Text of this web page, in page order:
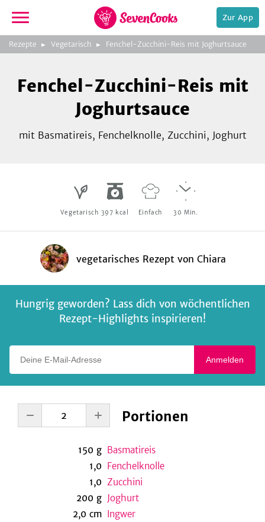
zur
Startseite
Zur App
Rezepte Vegetarisch Fenchel-Zucchini-Reis mit Joghurtsauce
Foto:Chiara
Fenchel-Zucchini-Reis mit
Joghurtsauce
mit Basmatireis, Fenchelknolle, Zucchini, Joghurt
Vegetarisch 397 kcal Einfach 30 Min.
vegetarisches Rezeptvon Chiara
Hungrig geworden? Lass dich von wöchentlichen
Rezept-Highlights inspirieren!
Anmelden
Portionen
150 g Basmatireis
1,0 Fenchelknolle
1,0 Zucchini
200 g Joghurt
2,0 cm Ingwer